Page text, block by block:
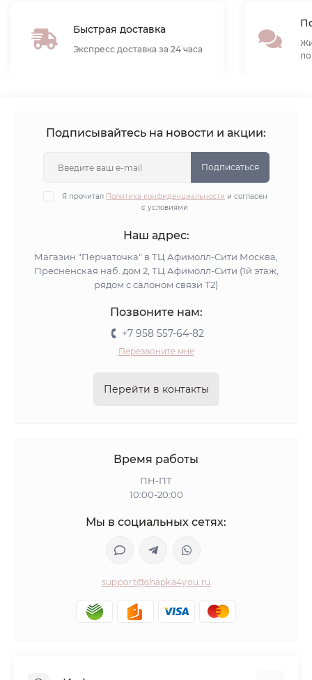
Быстрая доставка
Экспресс доставка за 24 часа
Подписывайтесь на новости и акции:
Подписаться
Я прочитал Политика конфиденциальности и согласен
с условиями
Наш адрес:
Магазин "Перчаточка" в ТЦ Афимолл-Сити Москва,
Пресненская наб. дом 2, ТЦ Афимолл-Сити (1й этаж,
рядом с салоном связи Т2)
Позвоните нам:
+7 958 557-64-82
Перезвоните мне
Перейти в контакты
Время работы
ПН-ПТ
10:00-20:00
Мы в социальных сетях:
support@shapka4you.ru